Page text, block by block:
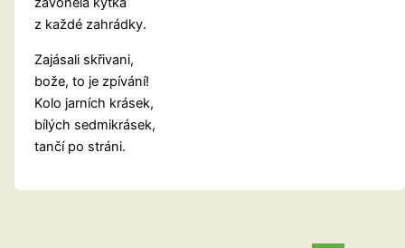
z každé zahrádky.
Zajásali skřivani,
bože, to je zpívání!
Kolo jarních krásek,
bílých sedmikrásek,
tančí po stráni.